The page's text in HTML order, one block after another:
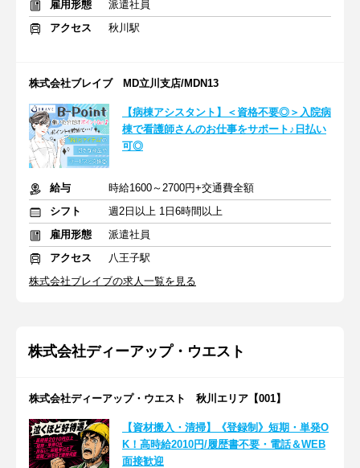
雇用形態
派遣社員
アクセス
秋川駅
株式会社ブレイブ MD立川支店/MDN13
【病棟アシスタント】＜資格不要◎＞入院病
棟で看護師さんのお仕事をサポート♪日払い
可◎
給与
時給1600～2700円+交通費全額
シフト
週2日以上 1日6時間以上
雇用形態
派遣社員
アクセス
八王子駅
株式会社ブレイブの求人一覧を見る
株式会社ディーアップ・ウエスト
株式会社ディーアップ・ウエスト 秋川エリア【001】
【資材搬入・清掃】《登録制》短期・単発O
K！高時給2010円/履歴書不要・電話＆WEB
面接歓迎